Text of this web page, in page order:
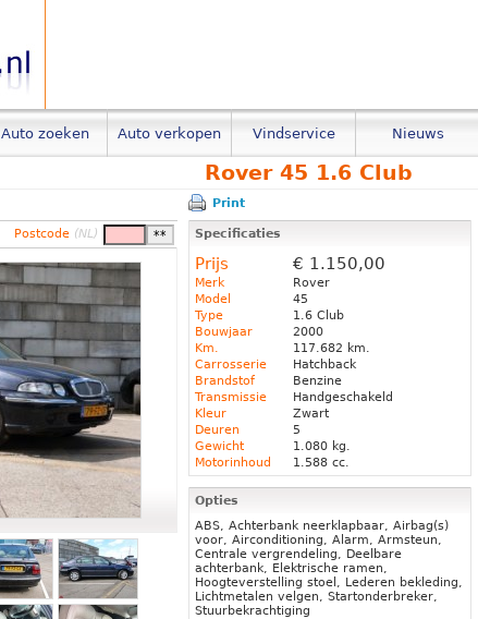
Auto zoeken Auto verkopen Vindservice Nieuws
Rover 45 1.6 Club
Postcode (NL)
Print
Specificaties
Prijs € 1.150,00
Merk
Rover
Model
45
Type
1.6 Club
Bouwjaar
2000
Km.
117.682 km.
Carrosserie
Hatchback
Brandstof
Benzine
Transmissie
Handgeschakeld
Kleur
Zwart
Deuren
5
Gewicht
1.080 kg.
Motorinhoud
1.588 cc.
Opties
ABS, Achterbank neerklapbaar, Airbag(s)
voor, Airconditioning, Alarm, Armsteun,
Centrale vergrendeling, Deelbare
achterbank, Elektrische ramen,
Hoogteverstelling stoel, Lederen bekleding,
Lichtmetalen velgen, Startonderbreker,
Stuurbekrachtiging